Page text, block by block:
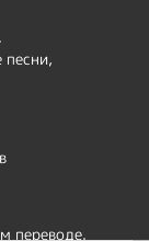
песни,
переводе.